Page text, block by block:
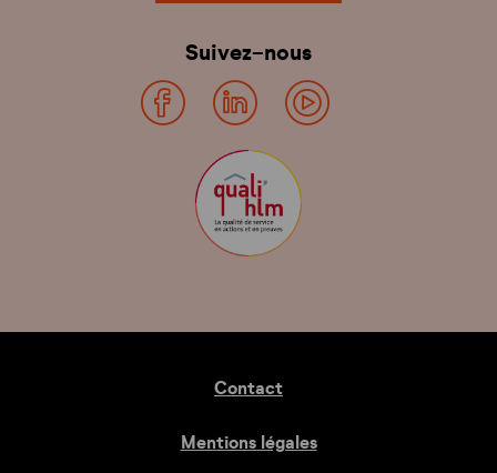
Suivez-nous
Contact
Mentions légales